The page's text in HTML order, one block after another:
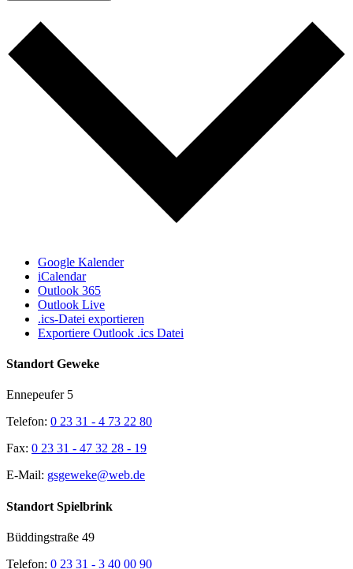
Google Kalender
iCalendar
Outlook 365
Outlook Live
.ics-Datei exportieren
Exportiere Outlook .ics Datei
Standort Geweke
Ennepeufer 5
Telefon: 0 23 31 - 4 73 22 80
Fax: 0 23 31 - 47 32 28 - 19
E-Mail: gsgeweke@web.de
Standort Spielbrink
Büddingstraße 49
Telefon: 0 23 31 - 3 40 00 90